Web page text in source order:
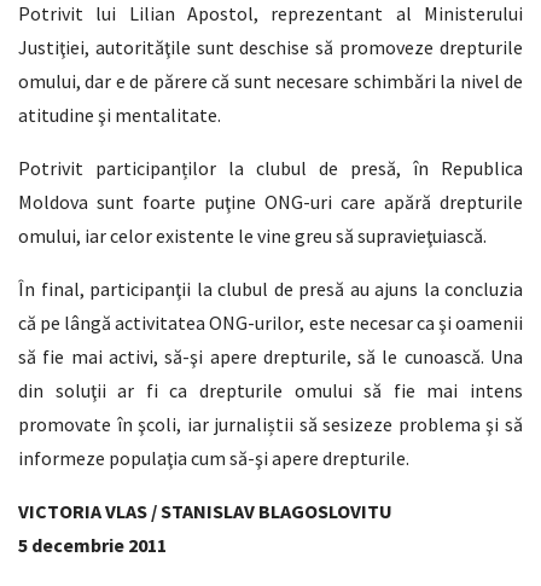
Potrivit lui Lilian Apostol, reprezentant al Ministerului
Justiţiei, autorităţile sunt deschise să promoveze drepturile
omului, dar e de părere că sunt necesare schimbări la nivel de
atitudine şi mentalitate.
Potrivit participanților la clubul de presă, în Republica
Moldova sunt foarte puţine ONG-uri care apără drepturile
omului, iar celor existente le vine greu să supravieţuiască.
În final, participanţii la clubul de presă au ajuns la concluzia
că pe lângă activitatea ONG-urilor, este necesar ca şi oamenii
să fie mai activi, să-şi apere drepturile, să le cunoască. Una
din soluţii ar fi ca drepturile omului să fie mai intens
promovate în şcoli, iar jurnaliștii să sesizeze problema şi să
informeze populaţia cum să-şi apere drepturile.
VICTORIA VLAS / STANISLAV BLAGOSLOVITU
5 decembrie 2011